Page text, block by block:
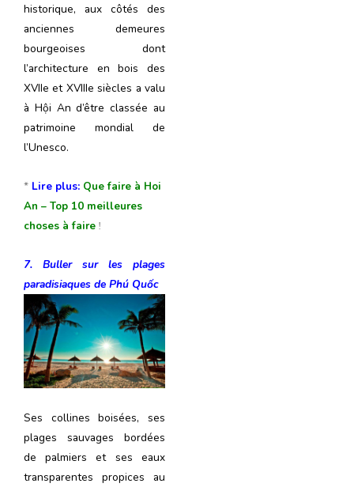
historique, aux côtés des
anciennes demeures
bourgeoises dont
l’architecture en bois des
XVIIe et XVIIIe siècles a valu
à Hội An d’être classée au
patrimoine mondial de
l’Unesco.
* Lire plus: Que faire à Hoi
An – Top 10 meilleures
choses à faire !
7. Buller sur les plages
paradisiaques de Phú Quốc
Ses collines boisées, ses
plages sauvages bordées
de palmiers et ses eaux
transparentes propices au